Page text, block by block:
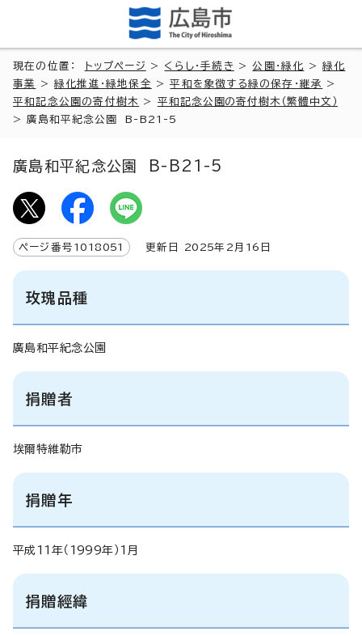
現在の位置： トップページ > くらし・手続き >公園・緑化 >緑化
事業
>緑化推進・緑地保全 >平和を象徴する緑の保存・継承
>
平和記念公園の寄付樹木
> 平和記念公園の寄付樹木（繁體中文）
>廣島和平紀念公園 B-B21-5
廣島和平紀念公園 B-B21-5
ページ番号 1018051 更新日 2025年2月 16 日
玫瑰品種
廣島和平紀念公園
捐贈者
埃爾特維勒市
捐贈年
平成11年（1999年）1月
捐贈經緯